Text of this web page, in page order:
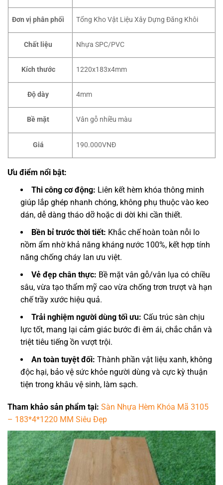
Đơn vị phân phối Tổng Kho Vật Liệu Xây Dựng Đăng Khôi
Chất liệu Nhựa SPC/PVC
Kích thước 1220x183x4mm
Độ dày 4mm
Bề mặt Vân gỗ nhiều màu
Giá 190.000VNĐ
Ưu điểm nổi bật:
Thi công cơ động: Liên kết hèm khóa thông minh
giúp lắp ghép nhanh chóng, không phụ thuộc vào keo
dán, dễ dàng tháo dỡ hoặc di dời khi cần thiết.
Bền bỉ trước thời tiết: Khắc chế hoàn toàn nỗi lo
nồm ẩm nhờ khả năng kháng nước 100%, kết hợp tính
năng chống cháy lan ưu việt.
Vẻ đẹp chân thực: Bề mặt vân gỗ/vân lụa có chiều
sâu, vừa tạo thẩm mỹ cao vừa chống trơn trượt và hạn
chế trầy xước hiệu quả.
Trải nghiệm người dùng tối ưu: Cấu trúc sàn chịu
lực tốt, mang lại cảm giác bước đi êm ái, chắc chắn và
triệt tiêu tiếng ồn vượt trội.
An toàn tuyệt đối: Thành phần vật liệu xanh, không
độc hại, bảo vệ sức khỏe người dùng và cực kỳ thuận
tiện trong khâu vệ sinh, làm sạch.
Tham khảo sản phẩm tại: Sàn Nhựa Hèm Khóa Mã 3105
– 183*4*1220 MM Siêu Đẹp